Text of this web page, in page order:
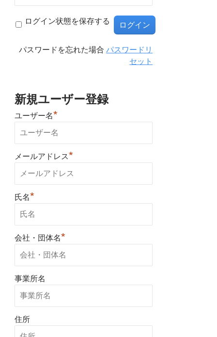
ログイン状態を保存する
パスワードを忘れた場合パスワードリ
セット
新規ユーザー登録
ユーザー名*
メールアドレス*
氏名*
会社・団体名*
事業所名
住所